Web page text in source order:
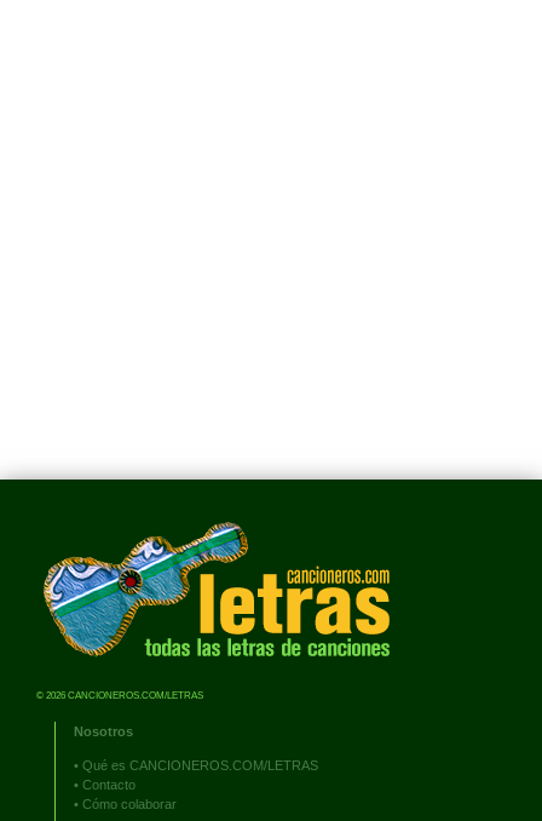
© 2026 CANCIONEROS.COM/LETRAS
Nosotros
• Qué es CANCIONEROS.COM/LETRAS
• Contacto
• Cómo colaborar